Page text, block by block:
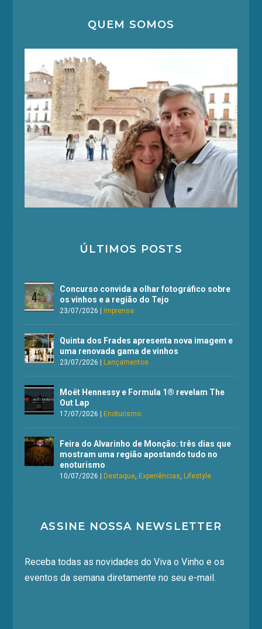
QUEM SOMOS
ÚLTIMOS POSTS
Concurso convida a olhar fotográfico sobre
os vinhos e a região do Tejo
23/07/2026 |Imprensa
Quinta dos Frades apresenta nova imagem e
uma renovada gama de vinhos
23/07/2026 |Lançamentos
Moët Hennessy e Formula 1® revelam The
Out Lap
17/07/2026 |Enoturismo
Feira do Alvarinho de Monção: três dias que
mostram uma região apostando tudo no
enoturismo
10/07/2026 |Destaque ,Experiências ,Lifestyle
ASSINE NOSSA NEWSLETTER
Receba todas as novidades do Viva o Vinho e os
eventos da semana diretamente no seu e-mail.